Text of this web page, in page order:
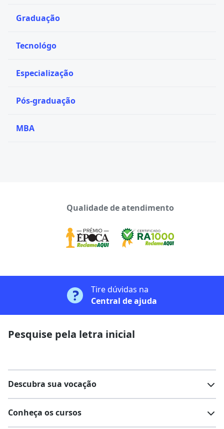
Graduação
Tecnológo
Especialização
Pós-graduação
MBA
Qualidade de atendimento
Tire dúvidas na
Central de ajuda
Pesquise pela letra inicial
Descubra sua vocação
Conheça os cursos